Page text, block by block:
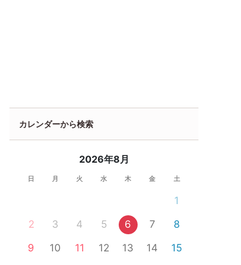
カレンダーから検索
2026年8月
日 月 火 水 木 金 土
1
2
3 4 5 6 7
8
9
10 11 12 13 14 15